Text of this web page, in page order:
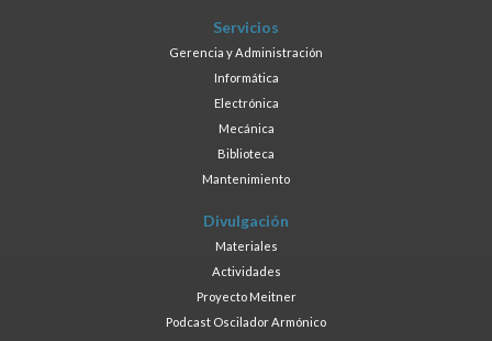
Servicios
Gerencia y Administración
Informática
Electrónica
Mecánica
Biblioteca
Mantenimiento
Divulgación
Materiales
Actividades
Proyecto Meitner
Podcast Oscilador Armónico